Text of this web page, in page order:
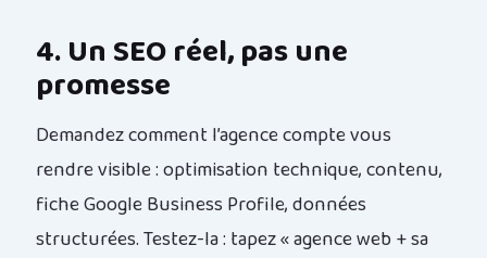
4. Un SEO réel, pas une
promesse
Demandez comment l’agence compte vous
rendre visible : optimisation technique, contenu,
fiche Google Business Profile, données
structurées. Testez-la : tapez « agence web + sa